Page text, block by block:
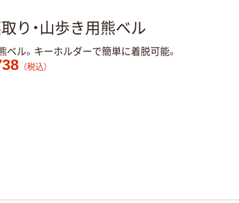
り・山歩き用熊ベル
ル。キーホルダーで簡単に着脱可能。
（税込）